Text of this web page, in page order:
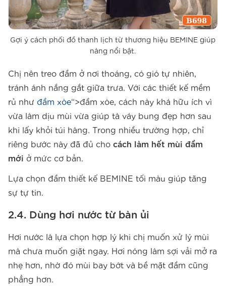
Gợi ý cách phối đồ thanh lịch từ thương hiệu BEMINE giúp
nàng nổi bật.
Chị nên treo đầm ở nơi thoáng, có gió tự nhiên,
tránh ánh nắng gắt giữa trưa. Với các thiết kế mềm
rủ như đầm xòe“>đầm xòe, cách này khá hữu ích vì
vừa làm dịu mùi vừa giúp tà váy bung đẹp hơn sau
khi lấy khỏi túi hàng. Trong nhiều trường hợp, chỉ
riêng bước này đã đủ cho cách làm hết mùi đầm
mới ở mức cơ bản.
Lựa chọn đầm thiết kế BEMINE tối màu giúp tăng
sự tự tin.
2.4. Dùng hơi nước từ bàn ủi
Hơi nước là lựa chọn hợp lý khi chị muốn xử lý mùi
mà chưa muốn giặt ngay. Hơi nóng làm sợi vải mở ra
nhẹ hơn, nhờ đó mùi bay bớt và bề mặt đầm cũng
phẳng hơn.